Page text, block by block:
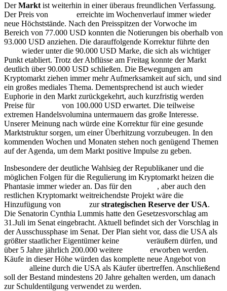
DerMarkt ist weiterhin in einer überaus freundlichen Verfassung.
Der Preis von
erreichte im Wochenverlauf immer wieder
neue Höchststände. Nach den Preisspitzen der Vorwoche im
Bereich von 77.000 USD konnten die Notierungen bis oberhalb von
93.000 USD anziehen. Die darauffolgende Korrektur führte den
wieder unter die 90.000 USD Marke, die sich als wichtiger
Punkt etabliert. Trotz der Abflüsse am Freitag konnte der Markt
deutlich über 90.000 USD schließen. Die Bewegungen am
Kryptomarkt ziehen immer mehr Aufmerksamkeit auf sich, und sind
ein großes mediales Thema. Dementsprechend ist auch wieder
Euphorie in den Markt zurückgekehrt, auch kurzfristig werden
Preise für
von 100.000 USD erwartet. Die teilweise
extremen Handelsvolumina untermauern das große Interesse.
Unserer Meinung nach würde eine Korrektur für eine gesunde
Marktstruktur sorgen, um einer Überhitzung vorzubeugen. In den
kommenden Wochen und Monaten stehen noch genügend Themen
auf der Agenda, um dem Markt positive Impulse zu geben.
Insbesondere der deutliche Wahlsieg der Republikaner und die
möglichen Folgen für die Regulierung im Kryptomarkt heizen die
Phantasie immer wieder an. Das für den
, aber auch den
restlichen Kryptomarkt weitreichendste Projekt wäre die
Hinzufügung von
zurstrategischen Reserve der USA.
Die Senatorin Cynthia Lummis hatte den Gesetzesvorschlag am
31.Juli im Senat eingebracht. Aktuell befindet sich der Vorschlag in
der Ausschussphase im Senat. Der Plan sieht vor, dass die USA als
größter staatlicher Eigentümer keine
veräußern dürfen, und
über 5 Jahre jährlich 200.000 weitere
erworben werden.
Käufe in dieser Höhe würden das komplette neue Angebot von
alleine durch die USA als Käufer übertreffen. Anschließend
soll der Bestand mindestens 20 Jahre gehalten werden, um danach
zur Schuldentilgung verwendet zu werden.